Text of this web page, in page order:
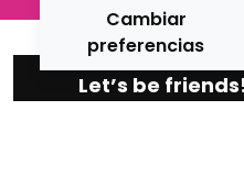
Let’s be
Cambiar
preferencias